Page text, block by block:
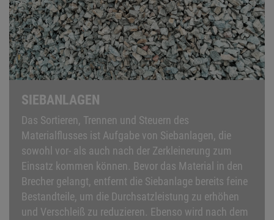
SIEBANLAGEN
Das Sortieren, Trennen und Steuern des
Materialflusses ist Aufgabe von Siebanlagen, die
sowohl vor- als auch nach der Zerkleinerung zum
Einsatz kommen können. Bevor das Material in den
Brecher gelangt, entfernt die Siebanlage bereits feine
Bestandteile, um die Durchsatzleistung zu erhöhen
und Verschleiß zu reduzieren. Ebenso wird nach dem